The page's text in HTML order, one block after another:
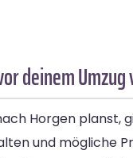
deinem
Horgen
und mögliche